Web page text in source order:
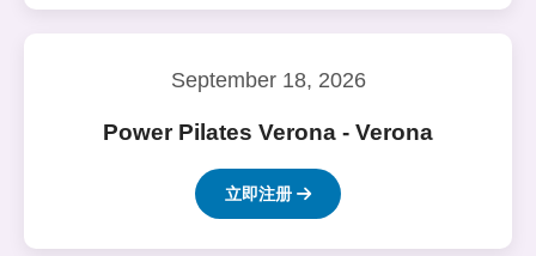
September 18, 2026
Power Pilates Verona - Verona
立即注册